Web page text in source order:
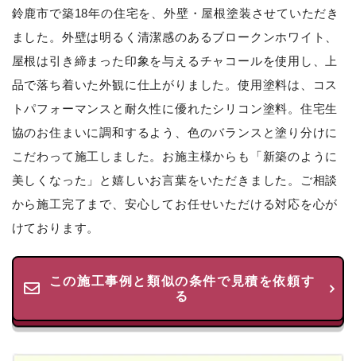
鈴鹿市で築18年の住宅を、外壁・屋根塗装させていただき
ました。外壁は明るく清潔感のあるブロークンホワイト、
屋根は引き締まった印象を与えるチャコールを使用し、上
品で落ち着いた外観に仕上がりました。使用塗料は、コス
トパフォーマンスと耐久性に優れたシリコン塗料。住宅生
協のお住まいに調和するよう、色のバランスと塗り分けに
こだわって施工しました。お施主様からも「新築のように
美しくなった」と嬉しいお言葉をいただきました。ご相談
から施工完了まで、安心してお任せいただける対応を心が
けております。
この施工事例と類似の条件で見積を依頼す
る